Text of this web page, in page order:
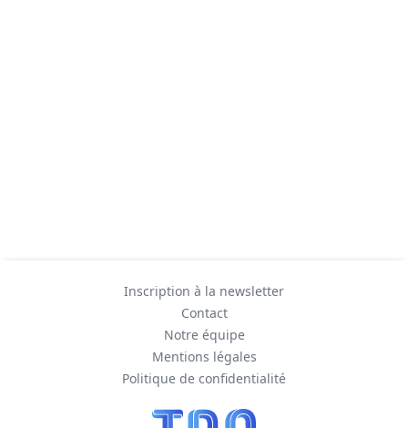
Inscription à la newsletter
Contact
Notre équipe
Mentions légales
Politique de confidentialité